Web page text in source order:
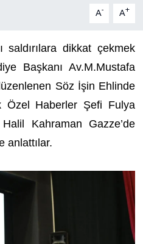
A- A+
saldırılara dikkat çekmek
Başkanı Av.M.Mustafa
Söz İşin Ehlinde
Özel Haberler Şefi Fulya
Kahraman Gazze’de
anlattılar.